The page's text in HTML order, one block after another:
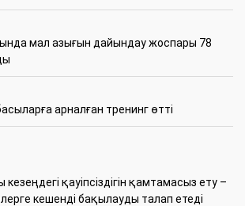
мал азығын дайындау жоспары 78
арналған тренинг өтті
қауіпсіздігін қамтамасыз ету –
кешенді бақылауды талап етеді